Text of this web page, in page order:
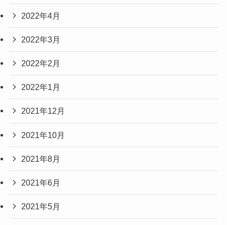
2022年4月
2022年3月
2022年2月
2022年1月
2021年12月
2021年10月
2021年8月
2021年6月
2021年5月